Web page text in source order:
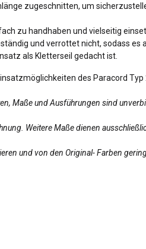
zugeschnitten, um
zu handhaben und vielseitig
und verrottet nicht, sodass es
als Kletterseil gedacht ist.
des Paracord
Maße und Ausführungen sind
Weitere Maße dienen
und von den Original- Farben